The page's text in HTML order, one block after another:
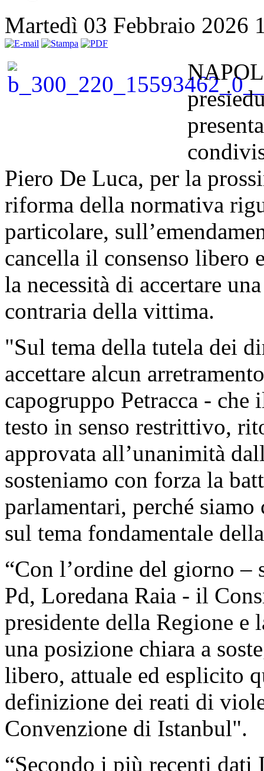
Martedì 03 Febbraio 2026
Piero De Luca, per la
riforma della normativa
particolare,
cancella il consenso libero
la necessità di accertare
contraria della vittima.
"Sul tema della tutela dei
accettare alcun
capogruppo Petracca -
testo in senso restrittivo,
approvata all’unanimità
sosteniamo con forza la
parlamentari, perché
sul tema fondamentale
“Con l’ordine del giorno –
Pd, Loredana Raia - il
presidente della Regione e
una posizione chiara a
libero, attuale ed esplicito
definizione dei reati di
Convenzione di Istanbul".
“Secondo i più recenti